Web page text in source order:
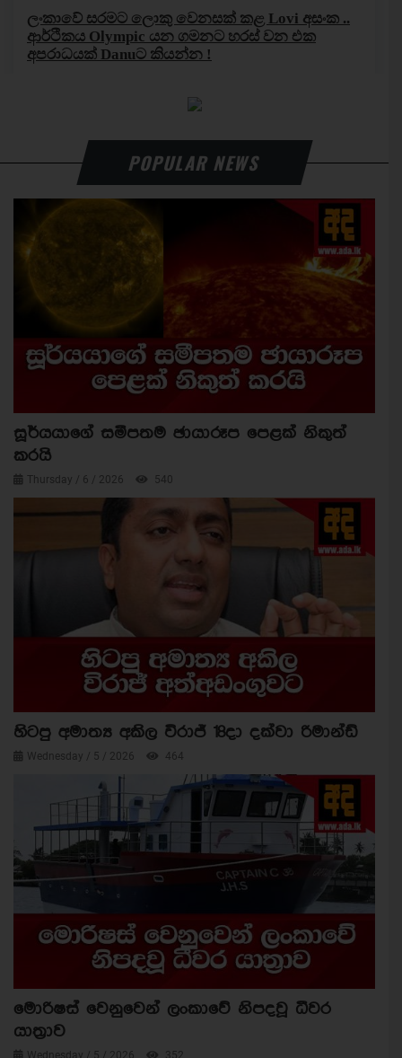
POPULAR NEWS
සූර්යයාගේ සමීපතම ඡායාරූප පෙළක් නිකුත්
කරයි
Thursday / 6 / 2026 540
හිටපු අමාත්‍ය අකිල විරාජ් 18දා දක්වා රිමාන්ඩ්
Wednesday / 5 / 2026 464
මොරිෂස් වෙනුවෙන් ලංකාවේ නිපදවූ ධීවර
යාත්‍රාව
Wednesday / 5 / 2026 352